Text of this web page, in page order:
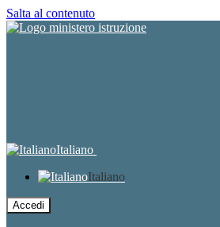
Salta al contenuto
Italiano
Italiano
Accedi